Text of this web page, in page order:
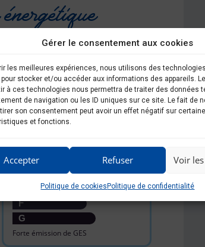
Gérer le consentement aux cookies
les meilleures expériences, nous utilisons des
stocker et/ou accéder aux informations des appareils.
à ces technologies nous permettra de traiter des données
de navigation ou les ID uniques sur ce site. Le fait de
son consentement peut avoir un effet négatif sur
et fonctions.
Accepter Refuser Voir
Politique de cookiesPolitique de confidentialité
* Dont émissions de gaz à
effet de serre
Faible émission de GES
A
C
D
F
G
Forte émission de GES
19